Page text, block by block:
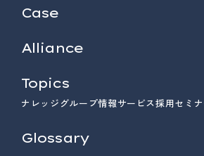
Case
Alliance
Topics
ナレッジ グループ情報サービス採用セミ
Glossary